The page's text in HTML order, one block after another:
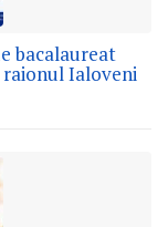
bacalaureat
Ialoveni